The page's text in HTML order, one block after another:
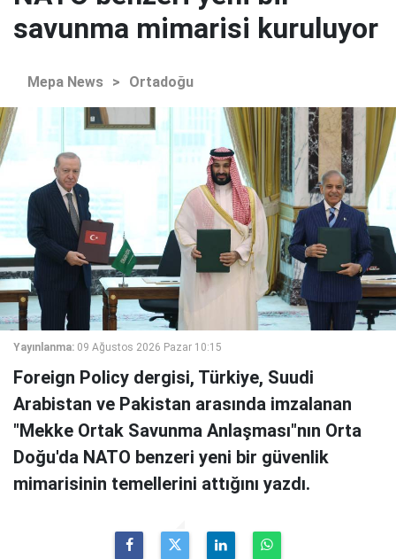
savunma mimarisi kuruluyor
Mepa News > Ortadoğu
Yayınlanma: 09 Ağustos 2026 Pazar 10:15
Foreign Policy dergisi, Türkiye, Suudi
Arabistan ve Pakistan arasında imzalanan
"Mekke Ortak Savunma Anlaşması"nın Orta
Doğu'da NATO benzeri yeni bir güvenlik
mimarisinin temellerini attığını yazdı.